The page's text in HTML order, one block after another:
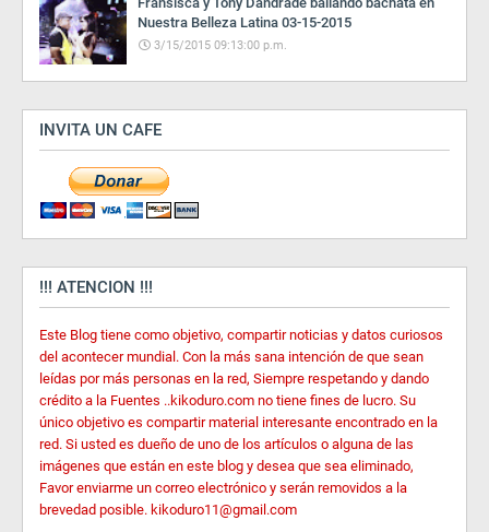
Nuestra Belleza Latina 03-15-2015
3/15/2015 09:13:00 p.m.
INVITA UN CAFE
!!! ATENCION !!!
Este Blog tiene como objetivo, compartir noticias y datos curiosos
del acontecer mundial. Con la más sana intención de que sean
leídas por más personas en la red, Siempre respetando y dando
crédito a la Fuentes ..kikoduro.com no tiene fines de lucro. Su
único objetivo es compartir material interesante encontrado en la
red. Si usted es dueño de uno de los artículos o alguna de las
imágenes que están en este blog y desea que sea eliminado,
Favor enviarme un correo electrónico y serán removidos a la
brevedad posible. kikoduro11@gmail.com